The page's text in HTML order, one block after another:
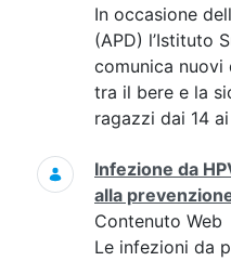
In occasione
(APD) l’Istituto
comunica nuovi
tra il bere e la
ragazzi dai 14
Infezione da
alla
Contenuto Web
Le infezioni da